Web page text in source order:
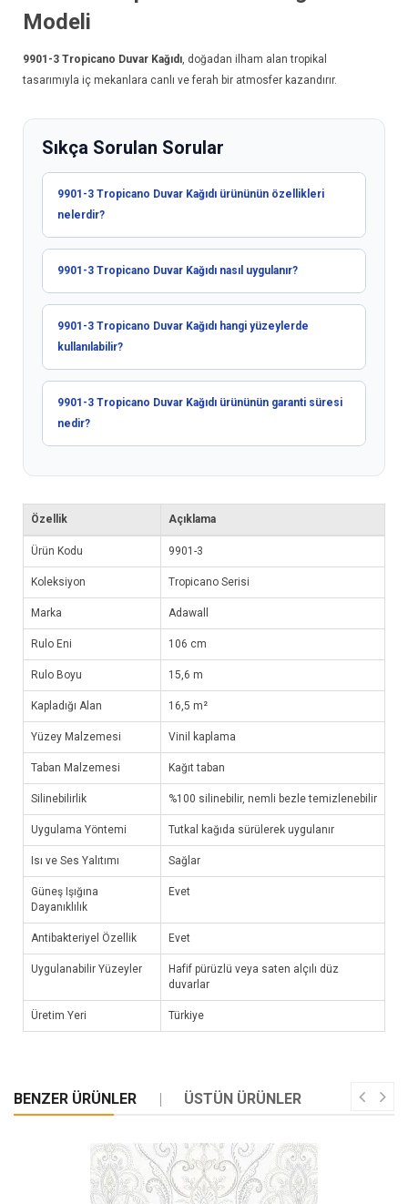
Modeli
9901-3 Tropicano Duvar Kağıdı , doğadan ilham alan tropikal
tasarımıyla iç mekanlara canlı ve ferah bir atmosfer kazandırır.
Sıkça Sorulan Sorular
9901-3 Tropicano Duvar Kağıdı ürününün özellikleri
nelerdir?
9901-3 Tropicano Duvar Kağıdı nasıl uygulanır?
9901-3 Tropicano Duvar Kağıdı hangi yüzeylerde
kullanılabilir?
9901-3 Tropicano Duvar Kağıdı ürününün garanti süresi
nedir?
Özellik Açıklama
Ürün Kodu 9901-3
Koleksiyon Tropicano Serisi
Marka Adawall
Rulo Eni 106 cm
Rulo Boyu 15,6 m
Kapladığı Alan 16,5 m²
Yüzey Malzemesi Vinil kaplama
Taban Malzemesi Kağıt taban
Silinebilirlik %100 silinebilir, nemli bezle temizlenebilir
Uygulama Yöntemi Tutkal kağıda sürülerek uygulanır
Isı ve Ses Yalıtımı Sağlar
Güneş Işığına
Dayanıklılık
Evet
Antibakteriyel Özellik Evet
Uygulanabilir Yüzeyler
Hafif pürüzlü veya saten alçılı düz
duvarlar
Üretim Yeri Türkiye
BENZER ÜRÜNLER ÜSTÜN ÜRÜNLER